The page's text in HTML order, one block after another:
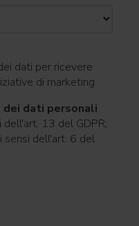
dati per ricevere
di marketing.
dati personali
13 del GDPR;
sensi dell'art. 6 del